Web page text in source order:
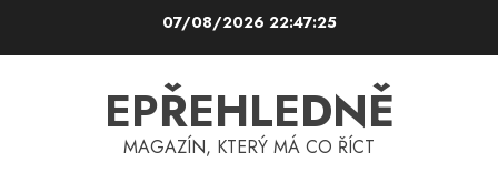
07/08/2026 22:47:25
EPŘEHLEDNĚ
MAGAZÍN, KTERÝ MÁ CO ŘÍCT